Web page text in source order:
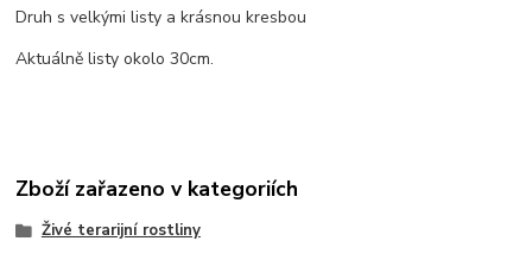
Druh s velkými listy a krásnou kresbou
Aktuálně listy okolo 30cm.
Zboží zařazeno v kategoriích
Živé terarijní rostliny